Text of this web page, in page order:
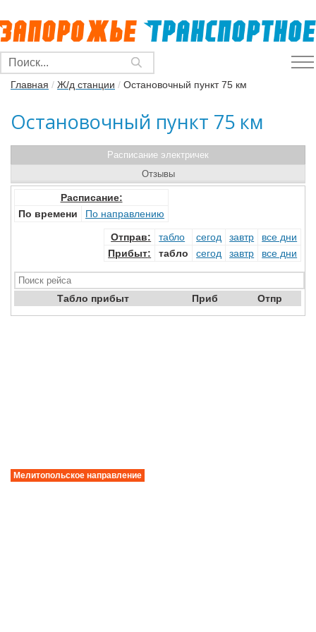
Главная / Ж/д станции / Остановочный пункт 75 км
Остановочный пункт 75 км
Расписание электричек
Расписание:
По времени
По направлению
Отправ: табло сегод завтр
все дни
Прибыт: табло сегод завтр все дни
Табло прибыт Приб Отпр
Отзывы
Мелитопольское направление